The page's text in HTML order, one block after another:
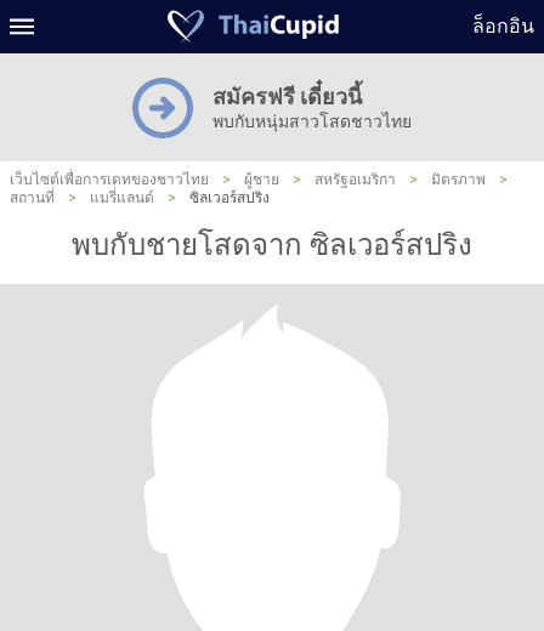
ล็อกอิน
สมัครฟรี เดี๋ยวนี้
พบกับหนุ่มสาวโสดชาวไทย
เว็บไซต์เพื่อการเดทของชาวไทย > ผู้ชาย > สหรัฐอเมริกา > มิตรภาพ
>
สถานที่
> แมรี่แลนด์ > ซิลเวอร์สปริง
พบกับชายโสดจาก ซิลเวอร์สปริง